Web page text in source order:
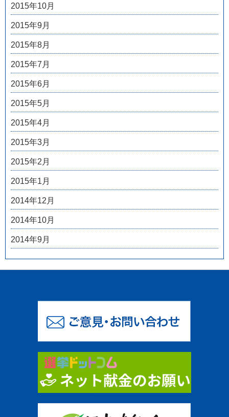
2015年10月
2015年9月
2015年8月
2015年7月
2015年6月
2015年5月
2015年4月
2015年3月
2015年2月
2015年1月
2014年12月
2014年10月
2014年9月